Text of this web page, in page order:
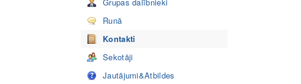
Runā
Kontakti
Sekotāji
Jautājumi&Atbildes